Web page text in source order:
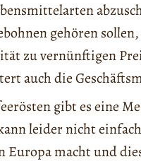
gehören
zu vernünftigen
auch die
gibt es eine
leider nicht
Europa macht und